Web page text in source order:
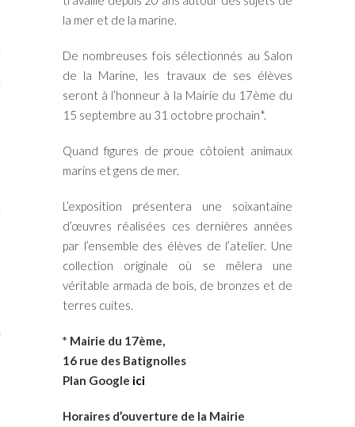
2016
PARISARTISTES # 2016
PARISARTISTES # 2015
DON
la mer et de la marine.
De nombreuses fois sélectionnés au Salon
de la Marine, les travaux de ses élèves
seront à l’honneur à la Mairie du 17ème du
15 septembre au 31 octobre prochain*.
Quand figures de proue côtoient animaux
marins et gens de mer.
L’exposition présentera une soixantaine
d’œuvres réalisées ces dernières années
par l’ensemble des élèves de l’atelier. Une
collection originale où se mêlera une
véritable armada de bois, de bronzes et de
terres cuites.
* Mairie du 17ème,
16 rue des Batignolles
Plan Google ici
Horaires d’ouverture de la Mairie